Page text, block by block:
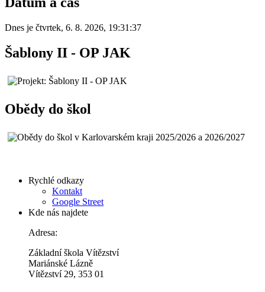
Dnes je čtvrtek, 6. 8. 2026, 19:31:37
Šablony II - OP JAK
Obědy do škol
Rychlé odkazy
Kontakt
Google Street
Kde nás najdete
Adresa:
Základní škola Vítězství
Mariánské Lázně
Vítězství 29, 353 01